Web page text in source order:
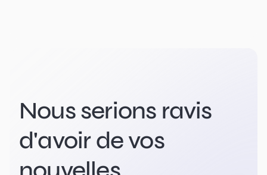
Nous serions ravis
d'avoir de vos